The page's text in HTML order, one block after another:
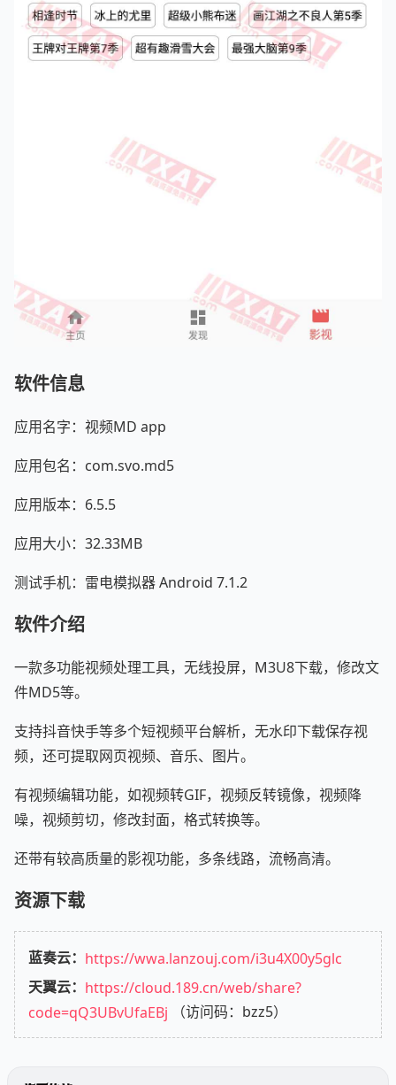
软件信息
应用名字：视频MD app
应用包名：com.svo.md5
应用版本：6.5.5
应用大小：32.33MB
测试手机：雷电模拟器 Android 7.1.2
软件介绍
一款多功能视频处理工具，无线投屏，M3U8下载，修改文
件MD5等。
支持抖音快手等多个短视频平台解析，无水印下载保存视
频，还可提取网页视频、音乐、图片。
有视频编辑功能，如视频转GIF，视频反转镜像，视频降
噪，视频剪切，修改封面，格式转换等。
还带有较高质量的影视功能，多条线路，流畅高清。
资源下载
蓝奏云： https://wwa.lanzouj.com/i3u4X00y5glc
天翼云： https://cloud.189.cn/web/share?
code=qQ3UBvUfaEBj （访问码：bzz5）